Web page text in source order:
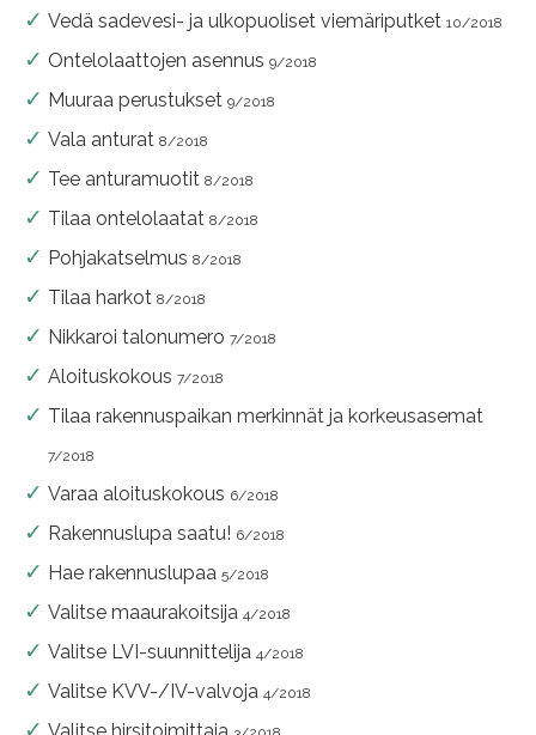
Vedä sadevesi- ja ulkopuoliset viemäriputket 10/2018
Ontelolaattojen asennus 9/2018
Muuraa perustukset 9/2018
Vala anturat 8/2018
Tee anturamuotit 8/2018
Tilaa ontelolaatat 8/2018
Pohjakatselmus 8/2018
Tilaa harkot 8/2018
Nikkaroi talonumero 7/2018
Aloituskokous 7/2018
Tilaa rakennuspaikan merkinnät ja korkeusasemat
7/2018
Varaa aloituskokous 6/2018
Rakennuslupa saatu! 6/2018
Hae rakennuslupaa 5/2018
Valitse maaurakoitsija 4/2018
Valitse LVI-suunnittelija 4/2018
Valitse KVV-/IV-valvoja 4/2018